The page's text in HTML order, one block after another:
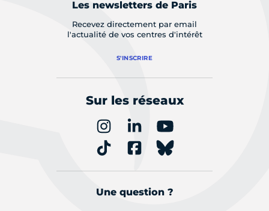
Les newsletters de Paris
Recevez directement par email
l'actualité de vos centres d'intérêt
S'INSCRIRE
Sur les réseaux
Une question ?